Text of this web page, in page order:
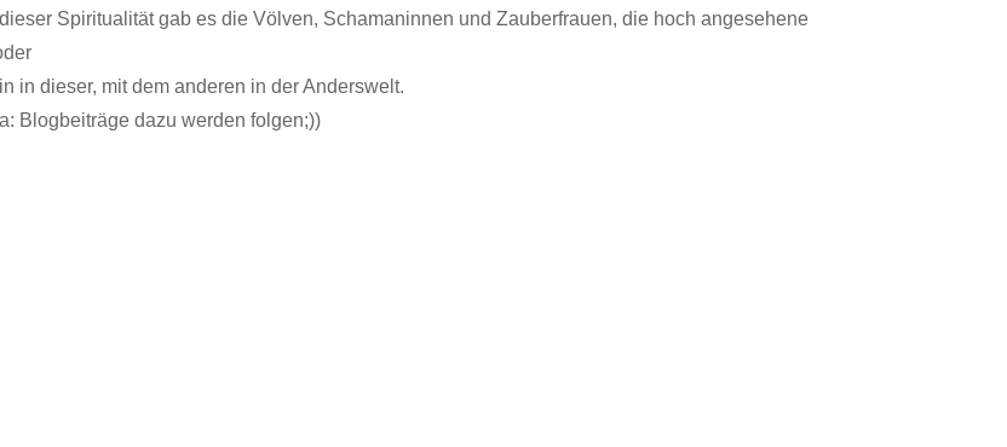
Spiritualität gab es die Völven, Schamaninnen und Zauberfrauen, die hoch angesehene
in dieser, mit dem anderen in der Anderswelt.
Blogbeiträge dazu werden folgen;))